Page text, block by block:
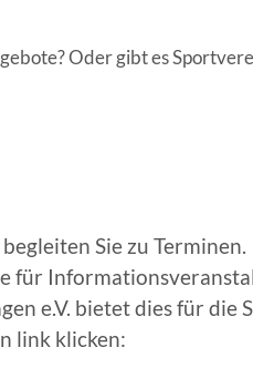
Oder gibt es
Sie zu Terminen.
für
e.V. bietet dies für die
link klicken: